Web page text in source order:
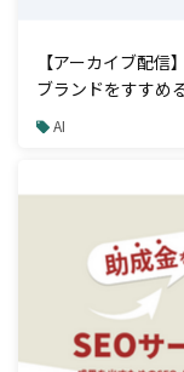
【アーカイブ配
ブランドをすすめ
説 AI